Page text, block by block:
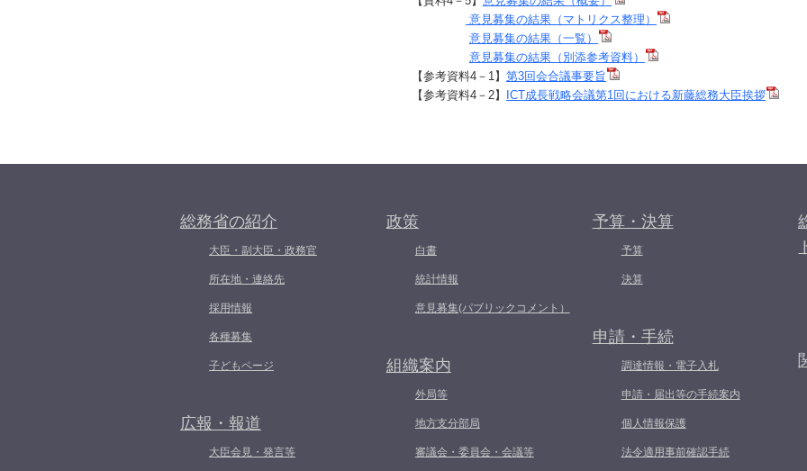
意見募集の結果（マトリクス整理）
意見募集の結果（一覧）
意見募集の結果（別添参考資料）
【参考資料4－1】 第3回会合議事要旨
【参考資料4－2】
ICT成長戦略会議第1回における新藤総務大臣挨拶
総務省の紹介
大臣・副大臣・政務官
所在地・連絡先
採用情報
各種募集
子どもページ
広報・報道
大臣会見・発言等
政策
白書
統計情報
意見募集(パブリックコメント）
組織案内
外局等
地方支分部局
審議会・委員会・会議等
予算・決算
予算
決算
申請・手続
調達情報・電子入札
申請・届出等の手続案内
個人情報保護
法令適用事前確認手続